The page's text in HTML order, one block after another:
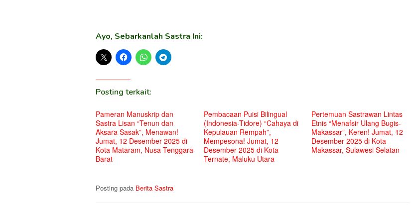
Ayo, Sebarkanlah Sastra Ini:
Posting terkait:
Pameran Manuskrip dan
Sastra Lisan “Tenun dan
Aksara Sasak”, Menawan!
Jumat, 12 Desember 2025 di
Kota Mataram, Nusa Tenggara
Barat
Pembacaan Puisi Bilingual
(Indonesia-Tidore) “Cahaya di
Kepulauan Rempah”,
Mempesona! Jumat, 12
Desember 2025 di Kota
Ternate, Maluku Utara
Pertemuan Sastrawan Lintas
Etnis “Menafsir Ulang Bugis-
Makassar”, Keren! Jumat, 12
Desember 2025 di Kota
Makassar, Sulawesi Selatan
Posting pada Berita Sastra